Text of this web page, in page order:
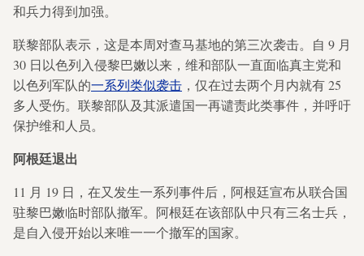
和兵力得到加强。
联黎部队表示，这是本周对查马基地的第三次袭击。自 9 月
30 日以色列入侵黎巴嫩以来，维和部队一直面临真主党和
以色列军队的一系列类似袭击 ，仅在过去两个月内就有 25
多人受伤。联黎部队及其派遣国一再谴责此类事件，并呼吁
保护维和人员。
阿根廷退出
11 月 19 日，在又发生一系列事件后，阿根廷宣布从联合国
驻黎巴嫩临时部队撤军。阿根廷在该部队中只有三名士兵，
是自入侵开始以来唯一一个撤军的国家。